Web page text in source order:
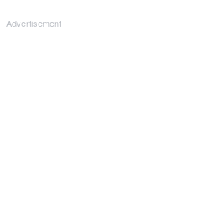
Advertisement